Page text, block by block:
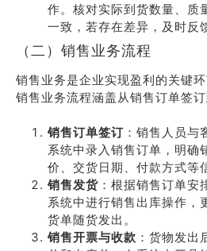
作。核对实际到货数量、质
一致，若存在差异，及时反
（二）销售业务流程
销售业务是企业实现盈利的关键
销售业务流程涵盖从销售订单签订
销售订单签订 ：销售人员与
系统中录入销售订单，明确
价、交货日期、付款方式等
销售发货 ：根据销售订单安
系统中进行销售出库操作，
货单随货发出。
销售开票与收款 ：货物发出